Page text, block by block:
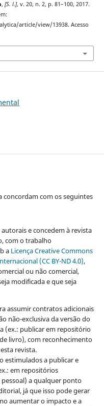
, [S. l.], v. 20, n. 2, p. 81–100, 2017.
article/view/13938. Acesso
concordam com os seguintes
e concedem à revista
com o trabalho
aLicença Creative Commons
(CC BY-ND 4.0),
ou não comercial,
modificada e que seja
assumir contratos adicionais
não-exclusiva da versão do
(ex.: publicar em repositório
livro), com reconhecimento
revista.
estimulados a publicar e
em repositórios
a qualquer ponto
já que isso pode gerar
aumentar o impacto e a